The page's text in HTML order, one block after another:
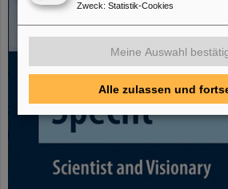
Zweck: Statistik-Cookies
Meine Auswahl
Alle zulassen und